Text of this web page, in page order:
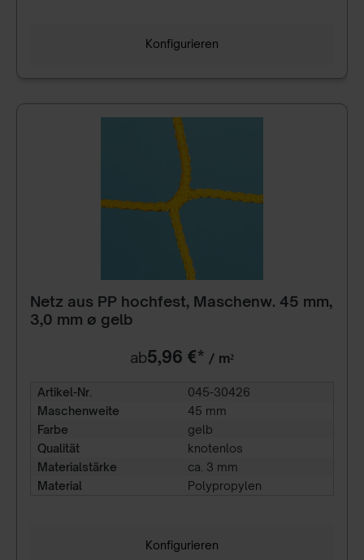
Konfigurieren
Netz aus PP hochfest, Maschenw. 45 mm,
3,0 mm ø gelb
ab5,96 €* / m²
Artikel-Nr.
045-30426
Maschenweite
45 mm
Farbe
gelb
Qualität
knotenlos
Materialstärke
ca. 3 mm
Material
Polypropylen
Konfigurieren